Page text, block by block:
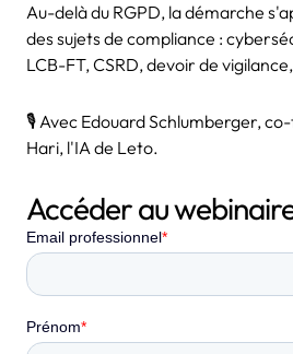
Au-delà du RGPD, la démarche
des sujets de compliance :
LCB-FT, CSRD, devoir de
🎙 Avec Edouard Schlumberger,
Hari, l'IA de Leto.
Accéder au